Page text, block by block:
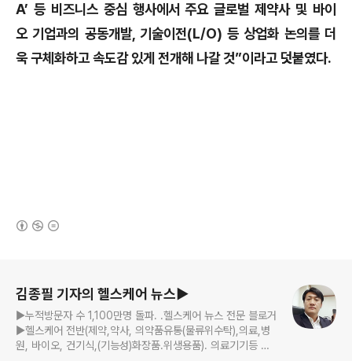
A’ 등 비즈니스 중심 행사에서 주요 글로벌 제약사 및 바이
오 기업과의 공동개발, 기술이전(L/O) 등 상업화 논의를 더
욱 구체화하고 속도감 있게 전개해 나갈 것”이라고 덧붙였다.
김종필 기자의 헬스케어 뉴스▶
▶누적방문자 수 1,100만명 돌파. .헬스케어 뉴스 전문 블로거
▶헬스케어 전반(제약,약사, 의약품유통(물류위수탁),의료,병
원, 바이오, 건기식,(기능성)화장품.위생용품). 의료기기등 ☞